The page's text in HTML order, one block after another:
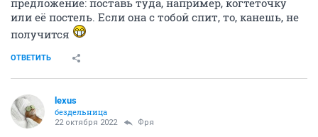
предложение: поставь туда, например, когтеточку
или её постель. Если она с тобой спит, то, канешь, не
получится
ОТВЕТИТЬ
lexus
бездельница
22 октября 2022 Фря